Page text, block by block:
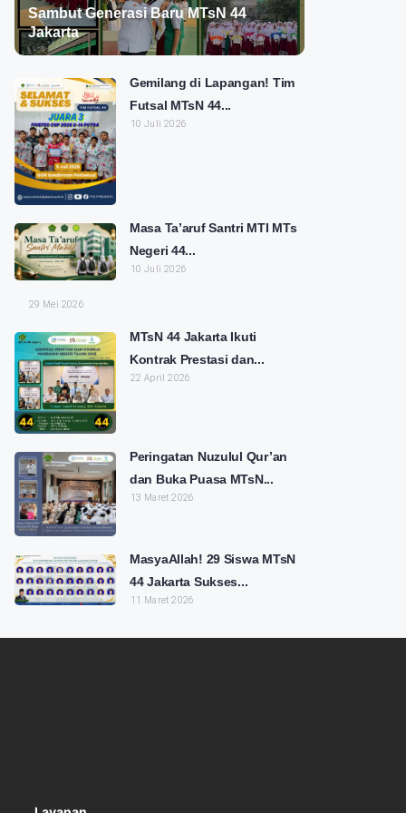
Sambut Generasi Baru MTsN 44
Jakarta
Gemilang di Lapangan! Tim
Futsal MTsN 44...
10 Juli 2026
Masa Ta’aruf Santri MTI MTs
Negeri 44...
10 Juli 2026
29 Mei 2026
MTsN 44 Jakarta Ikuti
Kontrak Prestasi dan...
22 April 2026
Peringatan Nuzulul Qur’an
dan Buka Puasa MTsN...
13 Maret 2026
MasyaAllah! 29 Siswa MTsN
44 Jakarta Sukses...
11 Maret 2026